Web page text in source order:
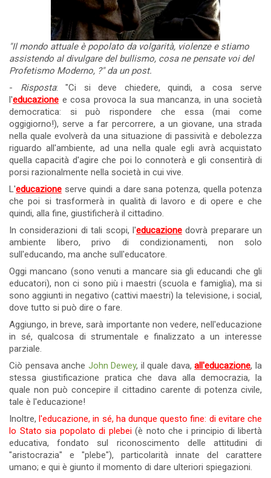
"Il mondo attuale è popolato da volgarità, violenze e stiamo
assistendo al divulgare del bullismo, cosa ne pensate voi del
Profetismo Moderno, ?" da un post.
- Risposta: "Ci si deve chiedere, quindi, a cosa serve
l'educazione e cosa provoca la sua mancanza, in una società
democratica: si può rispondere che essa (mai come
oggigiorno!), serve a far percorrere, a un giovane, una strada
nella quale evolverà da una situazione di passività e debolezza
riguardo all'ambiente, ad una nella quale egli avrà acquistato
quella capacità d'agire che poi lo connoterà e gli consentirà di
porsi razionalmente nella società in cui vive.
L'educazione serve quindi a dare sana potenza, quella potenza
che poi si trasformerà in qualità di lavoro e di opere e che
quindi, alla fine, giustificherà il cittadino.
In considerazioni di tali scopi, l'educazionedovrà preparare un
ambiente libero, privo di condizionamenti, non solo
sull'educando, ma anche sull'educatore.
Oggi mancano (sono venuti a mancare sia gli educandi che gli
educatori), non ci sono più i maestri (scuola e famiglia), ma si
sono aggiunti in negativo (cattivi maestri) la televisione, i social,
dove tutto si può dire o fare.
Aggiungo, in breve, sarà importante non vedere, nell'educazione
in sé, qualcosa di strumentale e finalizzato a un interesse
parziale.
Ciò pensava anche John Dewey, il quale dava,all'educazione, la
stessa giustificazione pratica che dava alla democrazia, la
quale non può concepire il cittadino carente di potenza civile,
tale è l'educazione!
Inoltre,l'educazione, in sé, ha dunque questo fine: di evitare che
lo Stato sia popolato di plebei(è noto che i principio di libertà
educativa, fondato sul riconoscimento delle attitudini di
"aristocrazia" e "plebe"), particolarità innate del carattere
umano; e qui è giunto il momento di dare ulteriori spiegazioni.